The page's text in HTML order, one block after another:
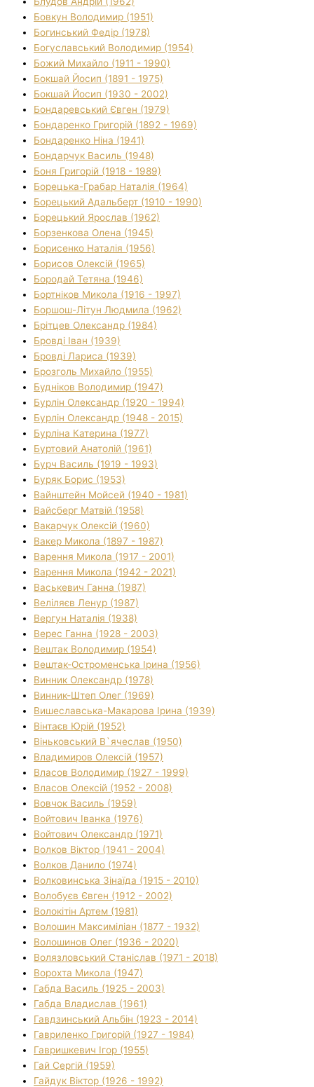
Бовкун Володимир (1951)
Богинський Федір (1978)
Богуславський Володимир (1954)
Божий Михайло (1911 - 1990)
Бокшай Йосип (1891 - 1975)
Бокшай Йосип (1930 - 2002)
Бондаревський Євген (1979)
Бондаренко Григорій (1892 - 1969)
Бондаренко Ніна (1941)
Бондарчук Василь (1948)
Боня Григорій (1918 - 1989)
Борецька-Грабар Наталія (1964)
Борецький Адальберт (1910 - 1990)
Борецький Ярослав (1962)
Борзенкова Олена (1945)
Борисенко Наталія (1956)
Борисов Олексій (1965)
Бородай Тетяна (1946)
Бортніков Микола (1916 - 1997)
Боршош-Літун Людмила (1962)
Брітцев Олександр (1984)
Бровді Іван (1939)
Бровді Лариса (1939)
Брозголь Михайло (1955)
Будніков Володимир (1947)
Бурлін Олександр (1920 - 1994)
Бурлін Олександр (1948 - 2015)
Бурліна Катерина (1977)
Буртовий Анатолій (1961)
Бурч Василь (1919 - 1993)
Буряк Борис (1953)
Вайнштейн Мойсей (1940 - 1981)
Вайсберг Матвій (1958)
Вакарчук Олексій (1960)
Вакер Микола (1897 - 1987)
Варення Микола (1917 - 2001)
Варення Микола (1942 - 2021)
Васькевич Ганна (1987)
Веліляєв Ленур (1987)
Вергун Наталія (1938)
Верес Ганна (1928 - 2003)
Вештак Володимир (1954)
Вештак-Остроменська Ірина (1956)
Винник Олександр (1978)
Винник-Штеп Олег (1969)
Вишеславська-Макарова Ірина (1939)
Вінтаєв Юрій (1952)
Віньковський В`ячеслав (1950)
Владимиров Олексій (1957)
Власов Володимир (1927 - 1999)
Власов Олексій (1952 - 2008)
Вовчок Василь (1959)
Войтович Іванка (1976)
Войтович Олександр (1971)
Волков Віктор (1941 - 2004)
Волков Данило (1974)
Волковинська Зінаїда (1915 - 2010)
Волобуєв Євген (1912 - 2002)
Волокітін Артем (1981)
Волошин Максиміліан (1877 - 1932)
Волошинов Олег (1936 - 2020)
Волязловський Станіслав (1971 - 2018)
Ворохта Микола (1947)
Габда Василь (1925 - 2003)
Габда Владислав (1961)
Гавдзинський Альбін (1923 - 2014)
Гавриленко Григорій (1927 - 1984)
Гавришкевич Ігор (1955)
Гай Сергій (1959)
Гайдук Віктор (1926 - 1992)